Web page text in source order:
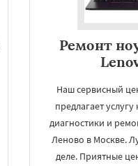
Ремонт
Наш сервисный
предлагает
диагностики и
Леново в Москве.
деле. Приятные